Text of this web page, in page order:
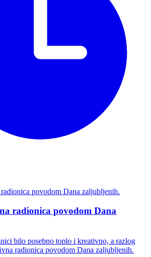
radionica povodom Dana
bilo posebno toplo i kreativno, a razlog
radionica povodom Dana zaljubljenih.